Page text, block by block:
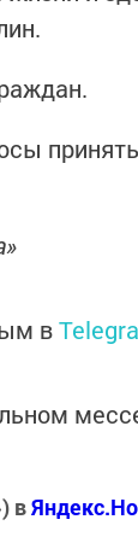
в
в